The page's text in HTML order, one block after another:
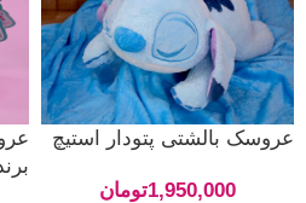
عروسک بالشتی پتودار استیچ
1,950,000تومان